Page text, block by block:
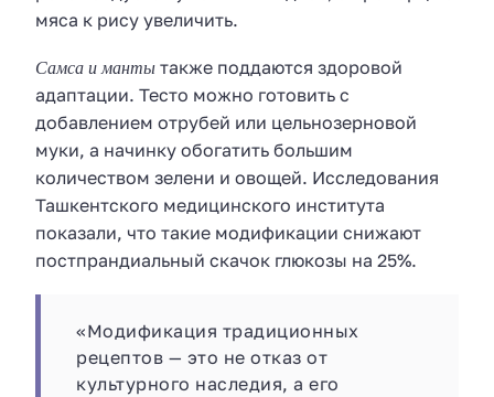
мяса к рису увеличить.
Самса и манты также поддаются здоровой
адаптации. Тесто можно готовить с
добавлением отрубей или цельнозерновой
муки, а начинку обогатить большим
количеством зелени и овощей. Исследования
Ташкентского медицинского института
показали, что такие модификации снижают
постпрандиальный скачок глюкозы на 25%.
«Модификация традиционных
рецептов — это не отказ от
культурного наследия, а его